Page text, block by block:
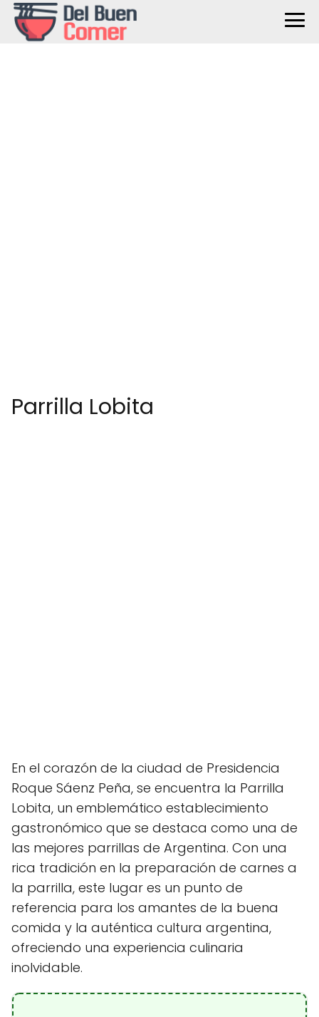
Parrilla Lobita
En el corazón de la ciudad de Presidencia
Roque Sáenz Peña, se encuentra la Parrilla
Lobita, un emblemático establecimiento
gastronómico que se destaca como una de
las mejores parrillas de Argentina. Con una
rica tradición en la preparación de carnes a
la parrilla, este lugar es un punto de
referencia para los amantes de la buena
comida y la auténtica cultura argentina,
ofreciendo una experiencia culinaria
inolvidable.